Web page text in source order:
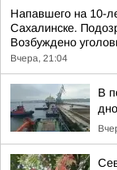
Напавшего на 10-
Сахалинске.
Возбуждено
Вчера, 21:04
В